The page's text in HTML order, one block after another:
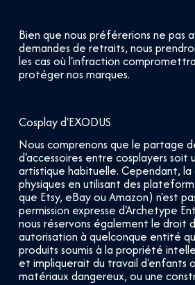
Bien que nous préférerions ne pas
demandes de retraits, nous
les cas où l'infraction
protéger nos marques.
Cosplay d'EXODUS
Nous comprenons que le partage
d'accessoires entre cosplayers soit
artistique habituelle. Cependant,
physiques en utilisant des
que Etsy, eBay ou Amazon) n'est
permission expresse d'Archetype
nous réservons également le
autorisation à quelconque entité
produits soumis à la propriété
et impliquerait du travail d'enfants
matériaux dangereux, ou une